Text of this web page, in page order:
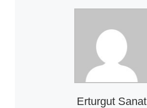
Erturgut Sanat